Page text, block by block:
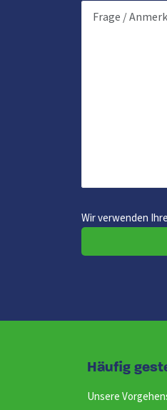
Wir verwenden
Häufig
Unsere